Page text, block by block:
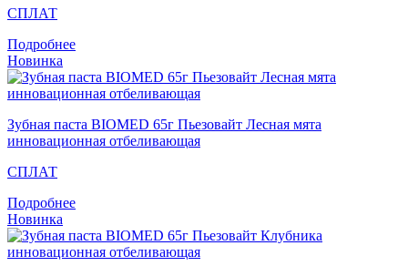
СПЛАТ
Подробнее
Новинка
Зубная паста BIOMED 65г Пьезовайт Лесная мята
инновационная отбеливающая
СПЛАТ
Подробнее
Новинка